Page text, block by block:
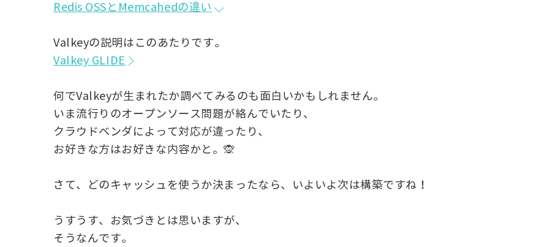
Redis OSSとMemcahedの違い
Valkeyの説明はこのあたりです。
Valkey GLIDE
何でValkeyが生まれたか調べてみるのも面白いかもしれません。
いま流行りのオープンソース問題が絡んでいたり、
クラウドベンダによって対応が違ったり、
お好きな方はお好きな内容かと。🙊
さて、どのキャッシュを使うか決まったなら、いよいよ次は構築ですね！
うすうす、お気づきとは思いますが、
そうなんです。